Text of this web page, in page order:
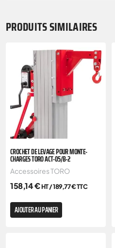
PRODUITS SIMILAIRES
CROCHET DE LEVAGE POUR MONTE-
CHARGES TORO ACT-05/B-2
Accessoires TORO
158,14€HT /189,77€TTC
AJOUTER AU PANIER